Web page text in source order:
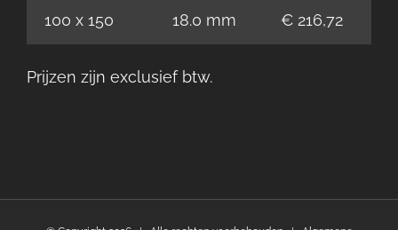
100 x 150 18.0 mm € 216,72
Prijzen zijn exclusief btw.